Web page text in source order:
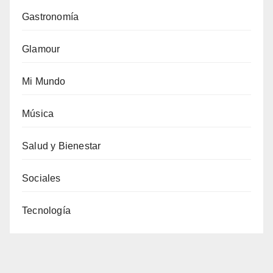
Gastronomía
Glamour
Mi Mundo
Música
Salud y Bienestar
Sociales
Tecnología